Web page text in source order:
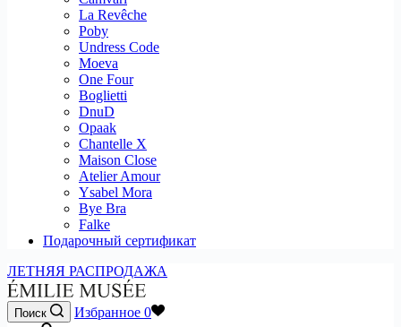
La Revêche
Poby
Undress Code
Moeva
One Four
Boglietti
DnuD
Opaak
Chantelle X
Maison Close
Atelier Amour
Ysabel Mora
Bye Bra
Falke
Подарочный сертификат
ЛЕТНЯЯ РАСПРОДАЖА
Поиск Избранное 0